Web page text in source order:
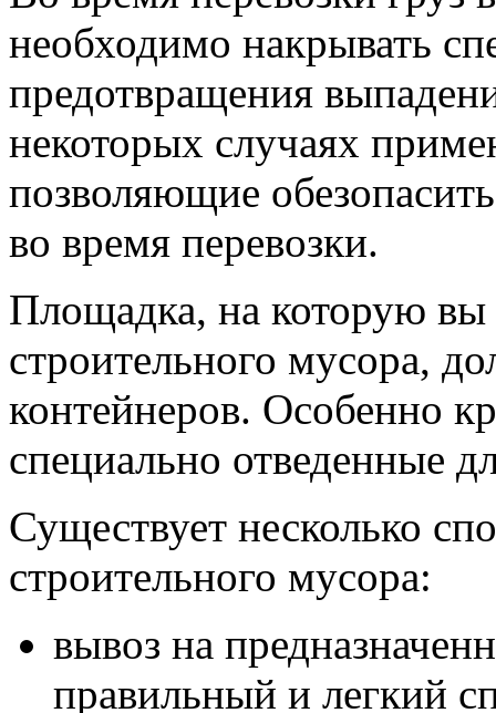
необходимо накрывать
предотвращения
некоторых случаях
позволяющие
во время перевозки.
Площадка, на которую вы
строительного мусора,
контейнеров. Особенно
специально отведенные
Существует несколько
строительного мусора:
вывоз на
правильный и легкий